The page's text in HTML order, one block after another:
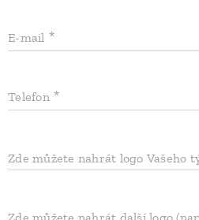
E-mail
Telefon
Zde můžete nahrát logo Vašeho